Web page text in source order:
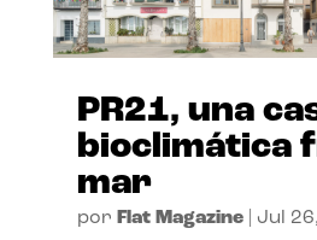
PR21, una
bioclimática
mar
por Flat Magazine| Jul